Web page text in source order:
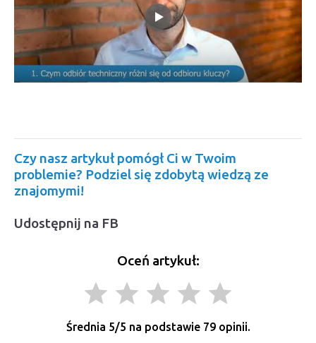
Czy nasz artykuł pomógł Ci w Twoim
problemie? Podziel się zdobytą wiedzą ze
znajomymi!
Udostępnij na FB
Oceń artykuł:
grade grade grade grade grade
Średnia 5/5 na podstawie 79opinii.